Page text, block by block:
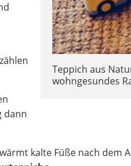
Teppich aus
wohngesundes
dann
wärmt kalte Füße nach dem